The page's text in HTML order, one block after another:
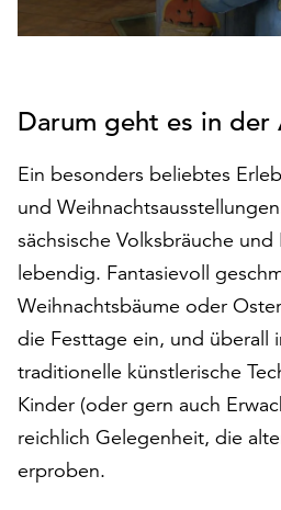
solche,
zu
anonymen
Statistikzwecken
genutzt
werden.
Klicken
Sie
auf
„Alle
akzeptieren“,
um
alle
Cookies
akzeptieren.
Darum geht es in der
Ein besonders beliebtes
und
sächsische Volksbräuche
lebendig. Fantasievoll
Weihnachtsbäume oder
die Festtage ein, und überall
traditionelle künstlerische
Kinder (oder gern auch
reichlich Gelegenheit, die
erproben.